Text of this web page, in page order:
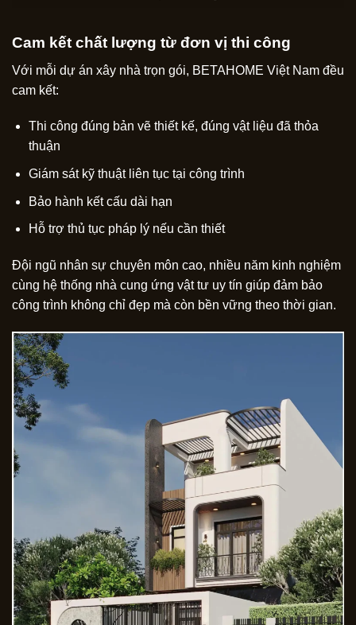
Cam kết chất lượng từ đơn vị thi công
Với mỗi dự án xây nhà trọn gói, BETAHOME Việt Nam đều
cam kết:
Thi công đúng bản vẽ thiết kế, đúng vật liệu đã thỏa
thuận
Giám sát kỹ thuật liên tục tại công trình
Bảo hành kết cấu dài hạn
Hỗ trợ thủ tục pháp lý nếu cần thiết
Đội ngũ nhân sự chuyên môn cao, nhiều năm kinh nghiệm
cùng hệ thống nhà cung ứng vật tư uy tín giúp đảm bảo
công trình không chỉ đẹp mà còn bền vững theo thời gian.